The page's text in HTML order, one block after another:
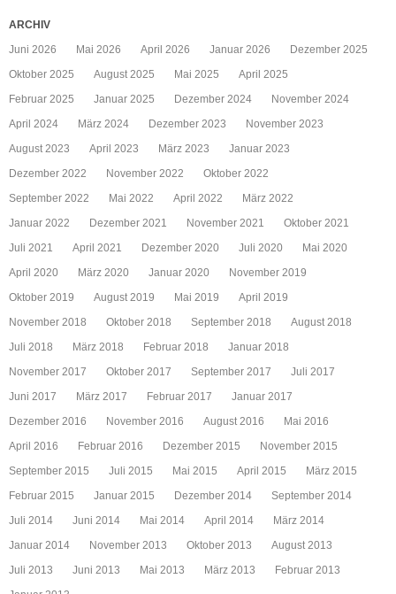
ARCHIV
Juni 2026
Mai 2026 April 2026 Januar 2026
Dezember 2025
Oktober 2025
August 2025 Mai 2025
April 2025
Februar 2025
Januar 2025 Dezember 2024
November 2024
April 2024
März 2024 Dezember 2023
November 2023
August 2023
April 2023 März 2023
Januar 2023
Dezember 2022
November 2022
Oktober 2022
September 2022
Mai 2022 April 2022
März 2022
Januar 2022
Dezember 2021 November 2021
Oktober 2021
Juli 2021
April 2021 Dezember 2020 Juli 2020
Mai 2020
April 2020
März 2020 Januar 2020
November 2019
Oktober 2019
August 2019 Mai 2019
April 2019
November 2018
Oktober 2018 September 2018
August 2018
Juli 2018
März 2018 Februar 2018
Januar 2018
November 2017
Oktober 2017 September 2017
Juli 2017
Juni 2017
März 2017 Februar 2017
Januar 2017
Dezember 2016
November 2016 August 2016
Mai 2016
April 2016
Februar 2016 Dezember 2015
November 2015
September 2015
Juli 2015 Mai 2015 April 2015
März 2015
Februar 2015
Januar 2015 Dezember 2014
September 2014
Juli 2014
Juni 2014 Mai 2014 April 2014
März 2014
Januar 2014
November 2013 Oktober 2013
August 2013
Juli 2013
Juni 2013 Mai 2013 März 2013
Februar 2013